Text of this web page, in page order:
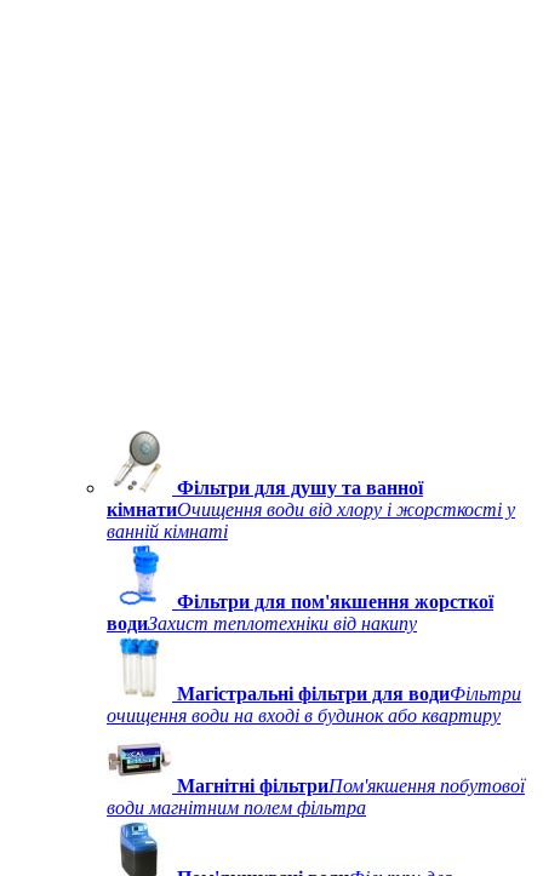
Фільтри для душу та ванної
кімнатиОчищення води від хлору і жорсткості у
ванній кімнаті
Фільтри для пом'якшення жорсткої
водиЗахист теплотехніки від накипу
Магістральні фільтри для водиФільтри
очищення води на вході в будинок або квартиру
Магнітні фільтриПом'якшення побутової
води магнітним полем фільтра